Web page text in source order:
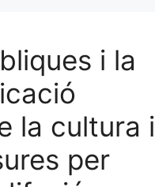
i la
la cultura i
per